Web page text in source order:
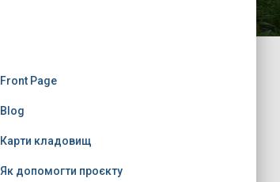
Front Page
Blog
Карти кладовищ
Як допомогти проєкту